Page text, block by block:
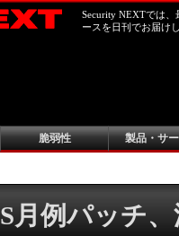
Security NEXTでは
ースを日刊でお届け
脆弱性 製品・サ
月例パッチ